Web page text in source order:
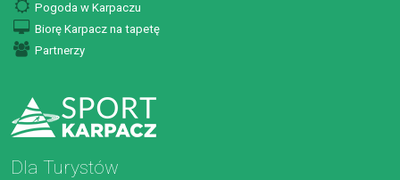
Pogoda w Karpaczu
Biorę Karpacz na tapetę
Partnerzy
Dla Turystów